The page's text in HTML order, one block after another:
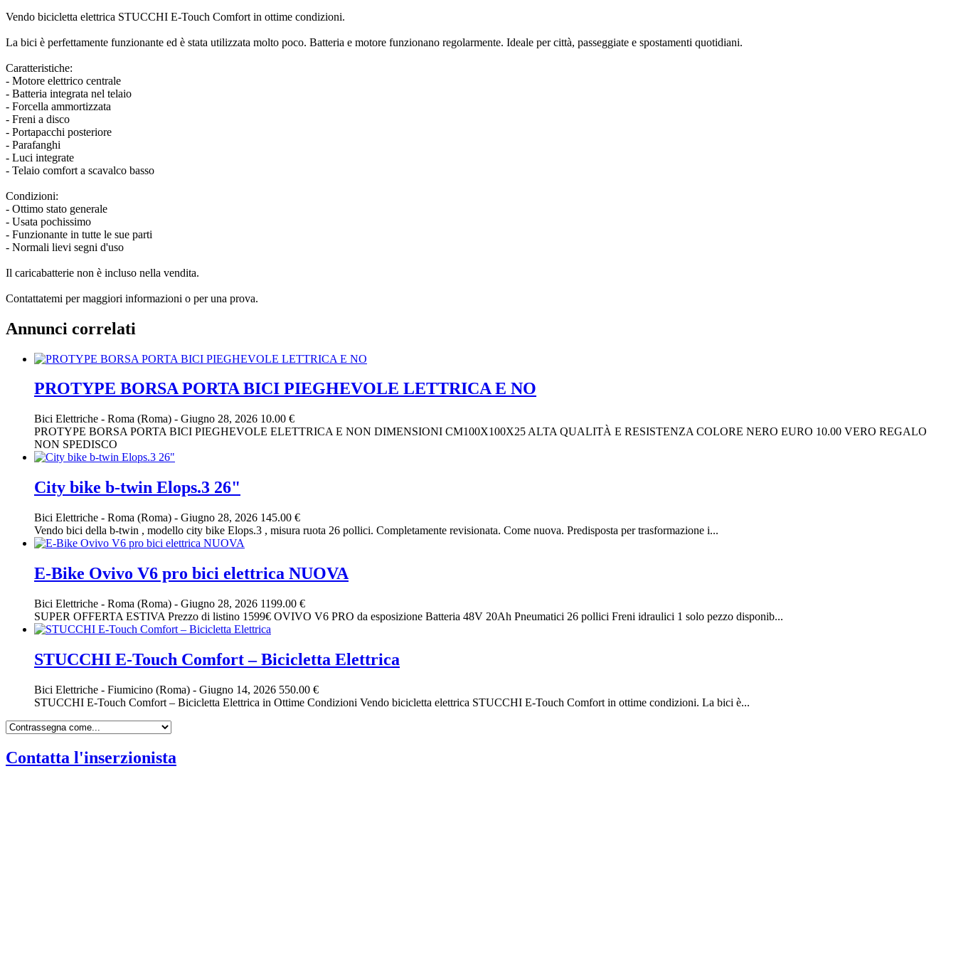
Vendo bicicletta elettrica STUCCHI E-Touch Comfort in ottime condizioni.
La bici è perfettamente funzionante ed è stata utilizzata molto poco. Batteria e motore funzionano regolarmente. Ideale per città, passeggiate e spostamenti quotidiani.
Caratteristiche:
- Motore elettrico centrale
- Batteria integrata nel telaio
- Forcella ammortizzata
- Freni a disco
- Portapacchi posteriore
- Parafanghi
- Luci integrate
- Telaio comfort a scavalco basso
Condizioni:
- Ottimo stato generale
- Usata pochissimo
- Funzionante in tutte le sue parti
- Normali lievi segni d'uso
Il caricabatterie non è incluso nella vendita.
Contattatemi per maggiori informazioni o per una prova.
Annunci correlati
PROTYPE BORSA PORTA BICI PIEGHEVOLE LETTRICA E NO
Bici Elettriche - Roma (Roma) - Giugno 28, 2026 10.00 €
PROTYPE BORSA PORTA BICI PIEGHEVOLE ELETTRICA E NON DIMENSIONI CM100X100X25 ALTA QUALITÀ E RESISTENZA COLORE NERO EURO 10.00 VERO REGALO
NON SPEDISCO
City bike b-twin Elops.3 26"
Bici Elettriche - Roma (Roma) - Giugno 28, 2026 145.00 €
Vendo bici della b-twin , modello city bike Elops.3 , misura ruota 26 pollici. Completamente revisionata. Come nuova. Predisposta per trasformazione i...
E-Bike Ovivo V6 pro bici elettrica NUOVA
Bici Elettriche - Roma (Roma) - Giugno 28, 2026 1199.00 €
SUPER OFFERTA ESTIVA Prezzo di listino 1599€ OVIVO V6 PRO da esposizione Batteria 48V 20Ah Pneumatici 26 pollici Freni idraulici 1 solo pezzo disponib...
STUCCHI E-Touch Comfort – Bicicletta Elettrica
Bici Elettriche - Fiumicino (Roma) - Giugno 14, 2026 550.00 €
STUCCHI E-Touch Comfort – Bicicletta Elettrica in Ottime Condizioni Vendo bicicletta elettrica STUCCHI E-Touch Comfort in ottime condizioni. La bici è...
Contatta l'inserzionista